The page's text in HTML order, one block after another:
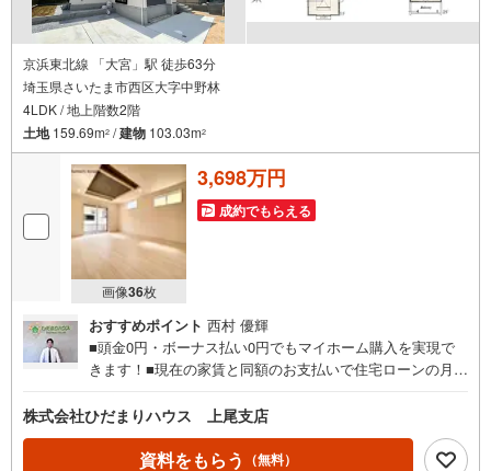
京浜東北線 「大宮」駅 徒歩63分
埼玉県さいたま市西区大字中野林
4LDK / 地上階数2階
土地159.69m2 /建物 103.03m2
画像36枚
3,698万円
成約でもらえる
おすすめポイント 西村 優輝
■頭金0円・ボーナス払い0円でもマイホーム購入を実現で
きます！■現在の家賃と同額のお支払いで住宅ローンの月々
明器具なども住宅ローンに組み入れられる時期です☆彡■住
宅ローン事前相談にてマイホーム購入後の住宅ローン返済
額を事前に知ることができ、住宅ローン審査も安心して行
株式会社ひだまりハウス 上尾支店
資料をもらう （無料）